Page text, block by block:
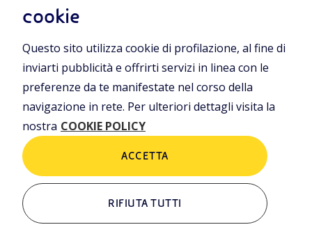
Entra nel mondo Eniscuola.Scopri gli strumenti e le
metodologie innovative per la didattica e naviga tra contenuti
multimediali, lezioni digitali e approfondimenti sui grandi temi
di attualità. Eniscuola è una iniziativa di Eni.
POLICIES
Termini e condizioni
ALTRI LINK
cookie
Questo sito utilizza cookie di profilazione, al fine di
inviarti pubblicità e offrirti servizi in linea con le
preferenze da te manifestate nel corso della
navigazione in rete. Per ulteriori dettagli visita la
nostra COOKIE POLICY
RIFIUTA TUTTI
ACCETTA